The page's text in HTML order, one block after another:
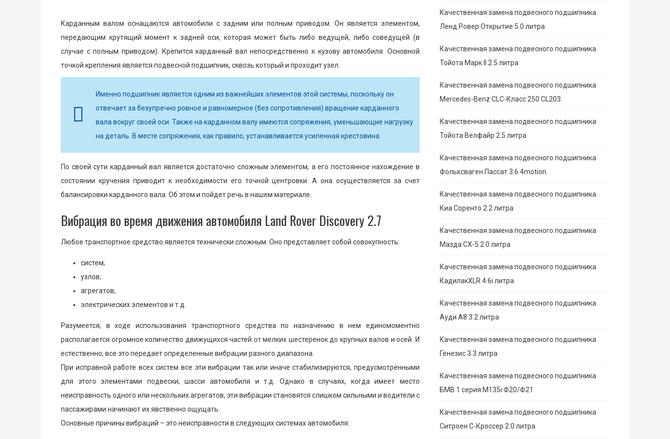
Карданным валом оснащаются автомобили с задним или полным приводом. Он является элементом,
передающим крутящий момент к задней оси, которая может быть либо ведущей, либо соведущей (в
случае с полным приводом). Крепится карданный вал непосредственно к кузову автомобиля. Основной
точкой крепления является подвесной подшипник, сквозь который и проходит узел.
Именно подшипник является одним из важнейших элементов этой системы, поскольку он
отвечает за безупречно ровное и равномерное (без сопротивления) вращение карданного
вала вокруг своей оси. Также на карданном валу имеются сопряжения, уменьшающие нагрузку
на деталь. В месте сопряжения, как правило, устанавливается усиленная крестовина.
По своей сути карданный вал является достаточно сложным элементом, а его постоянное нахождение в
состоянии кручения приводит к необходимости его точной центровки. А она осуществляется за счет
балансировки карданного вала. Об этом и пойдет речь в нашем материале.
Вибрация во время движения автомобиля Land Rover Discovery 2.7
Любое транспортное средство является технически сложным. Оно представляет собой совокупность:
систем;
узлов;
агрегатов;
электрических элементов и т.д.
Разумеется, в ходе использования транспортного средства по назначению в нем единомоментно
располагается огромное количество движущихся частей от мелких шестеренок до крупных валов и осей. И
естественно, все это передает определенные вибрации разного диапазона.
При исправной работе всех систем все эти вибрации так или иначе стабилизируются, предусмотренными
для этого элементами подвески, шасси автомобиля и т.д. Однако в случаях, когда имеет место
неисправность одного или нескольких агрегатов, эти вибрации становятся слишком сильными и водители с
пассажирами начинают их явственно ощущать.
Основные причины вибраций – это неисправности в следующих системах автомобиля:
Качественная замена подвесного подшипника
Ленд Ровер Открытие 5.0 литра
Качественная замена подвесного подшипника
Тойота Марк II 2.5 литра
Качественная замена подвесного подшипника
Mercedes-Benz CLC-Класс 250 CL203
Качественная замена подвесного подшипника
Тойота Велфайр 2.5 литра
Качественная замена подвесного подшипника
Фольксваген Пассат 3.6 4motion
Качественная замена подвесного подшипника
Киа Соренто 2.2 литра
Качественная замена подвесного подшипника
Мазда СХ-5 2.0 литра
Качественная замена подвесного подшипника
КадилакXLR 4.6i литра
Качественная замена подвесного подшипника
Ауди А8 3.2 литра
Качественная замена подвесного подшипника
Генезис 3.3 литра
Качественная замена подвесного подшипника
БМВ 1 серия M135i Ф20/Ф21
Качественная замена подвесного подшипника
Ситроен С-Кроссер 2.0 литра